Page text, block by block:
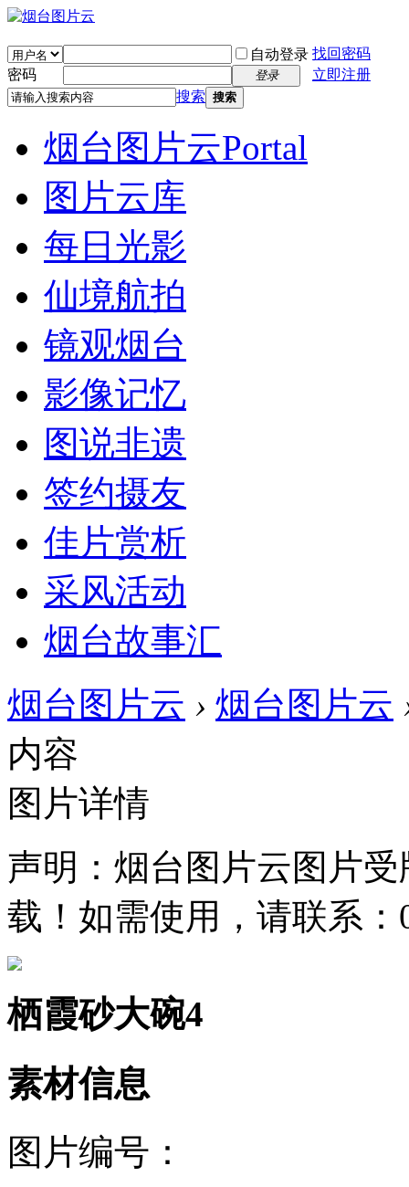
自动登录 找回密码
密码
登录
立即注册
搜索 搜索
烟台图片云Portal
图片云库
每日光影
仙境航拍
镜观烟台
影像记忆
图说非遗
签约摄友
佳片赏析
采风活动
烟台故事汇
烟台图片云 › 烟台图片云
内容
图片详情
声明：烟台图片云图片
载！如需使用，请联系：
栖霞砂大碗4
素材信息
图片编号：